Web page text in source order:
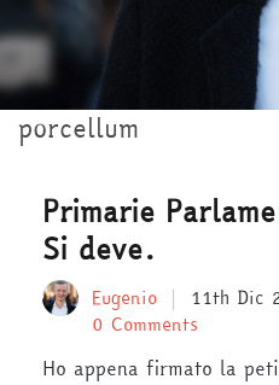
porcellum
Primarie
Si deve.
Eugenio 11th Dic
0 Comments
Ho appena firmato la